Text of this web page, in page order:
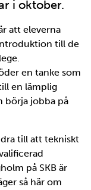
i oktober.
att eleverna
till de
en tanke som
en lämplig
börja jobba på
till att tekniskt
på SKB är
så här om